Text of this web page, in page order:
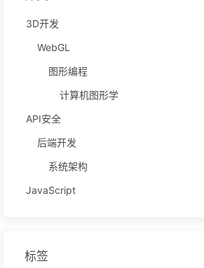
3D开发
WebGL
图形编程
计算机图形学
API安全
后端开发
系统架构
JavaScript
标签